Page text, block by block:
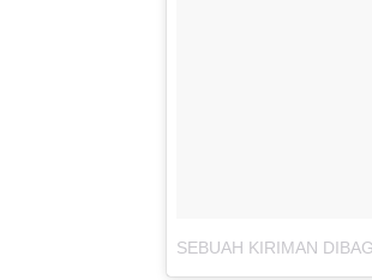
SEBUAH KIRIMAN